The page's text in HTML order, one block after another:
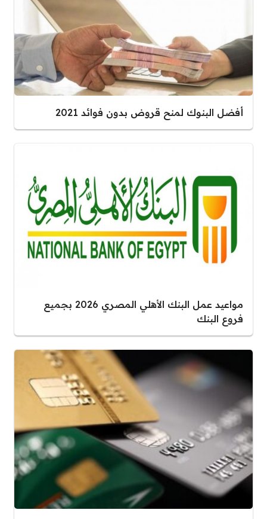
أفضل البنوك لمنح قروض بدون فوائد 2021
مواعيد عمل البنك الأهلي المصري 2026 بجميع
فروع البنك